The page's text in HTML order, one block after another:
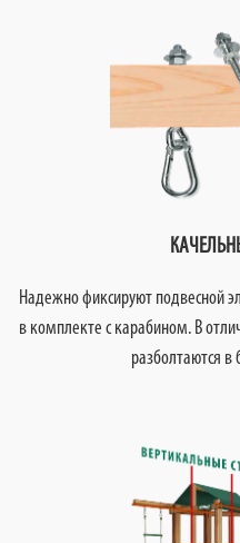
Надежно фиксируют подвесной
в комплекте с карабином. В
разболтаются